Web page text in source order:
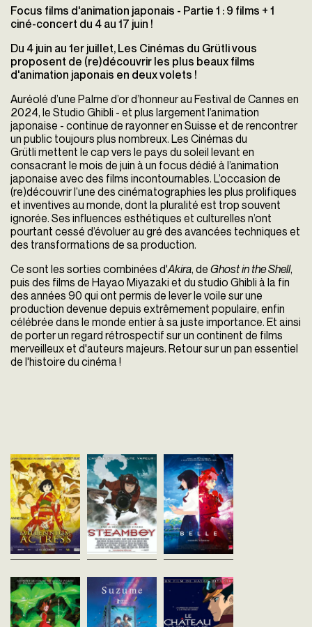
Focus films d'animation japonais - Partie 1 : 9 films + 1
ciné-concert du 4 au 17 juin !
Du 4 juin au 1er juillet, Les Cinémas du Grütli vous
proposent de (re)découvrir les plus beaux films
d'animation japonais en deux volets !
Auréolé d’une Palme d’or d’honneur au Festival de Cannes en
2024, le Studio Ghibli - et plus largement l’animation
japonaise - continue de rayonner en Suisse et de rencontrer
un public toujours plus nombreux. Les Cinémas du
Grütli mettent le cap vers le pays du soleil levant en
consacrant le mois de juin à un focus dédié à l’animation
japonaise avec des films incontournables. L’occasion de
(re)découvrir l’une des cinématographies les plus prolifiques
et inventives au monde, dont la pluralité est trop souvent
ignorée. Ses influences esthétiques et culturelles n’ont
pourtant cessé d’évoluer au gré des avancées techniques et
des transformations de sa production.
Ce sont les sorties combinées d'Akira, de Ghost in the Shell,
puis des films de Hayao Miyazaki et du studio Ghibli à la fin
des années 90 qui ont permis de lever le voile sur une
production devenue depuis extrêmement populaire, enfin
célébrée dans le monde entier à sa juste importance. Et ainsi
de porter un regard rétrospectif sur un continent de films
merveilleuxet d'auteurs majeurs. Retour sur un pan essentiel
de l'histoire du cinéma !
Japon - 2001
vost - 88'
Lorsque les prestigieux
studios de cinéma Ginei font
faillite, une chaîne de
télévision commande un
documentaire et mandate
deux journalistes pour...
vost - 126'
En 1851, à l'époque de
l'Angleterre victorienne, Ray,
un gamin surdoué, réussit à
maîtriser une nouvelle
invention ultra puissante et
dévastatrice et...
vost - 122'
Dans la vie réelle, Suzu
une adolescente
coincée dans sa petite
montagne avec son père.
Mais dans le monde
U, Suzu...
Arrietty, le petit
monde des
Hiromasa Yonebayashi
Japon - 2010
vf - 94'
Dès 5 ansDans la banlieue de
Suzume
Makoto Shinkai
vost - 122'
Dans une petite ville paisible
de Kyushu, une jeune fille de
17 ans, Suzume, rencontre un
Le Château
ambulant
Japon - 2005
vost - 119'
La jeune Sophie, 18 ans,
travaille